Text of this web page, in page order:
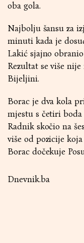
oba gola.
Najbolju šansu za
minuti kada je
Lakić sjajno
Rezultat se više
Bijeljini.
Borac je dva kola
mjestu s četiri
Radnik skočio na
više od pozicije
Borac dočekuje
Dnevnik.ba